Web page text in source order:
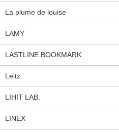
La plume de louise
LAMY
LASTLINE BOOKMARK
Leitz
LIHIT LAB.
LINEX